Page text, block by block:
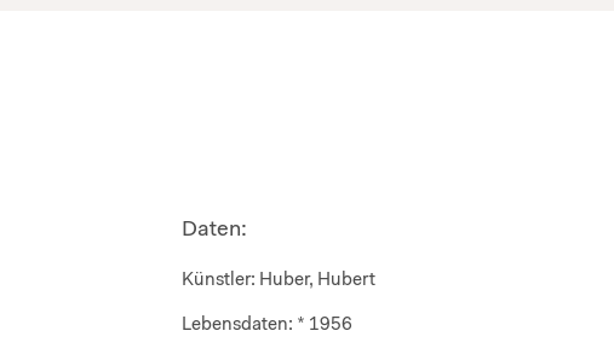
Daten:
Künstler: Huber, Hubert
Lebensdaten: * 1956